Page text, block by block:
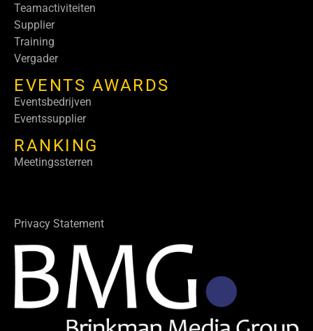
Teamactiviteiten
Supplier
Training
Vergader
EVENTS AWARDS
Eventsbedrijven
Eventssupplier
RANKING
Meetingssterren
Privacy Statement